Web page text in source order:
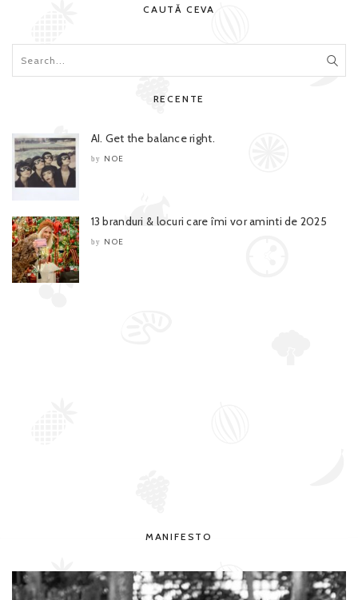
CAUTĂ CEVA
RECENTE
AI. Get the balance right.
by NOE
13 branduri & locuri care îmi vor aminti de 2025
by NOE
MANIFESTO